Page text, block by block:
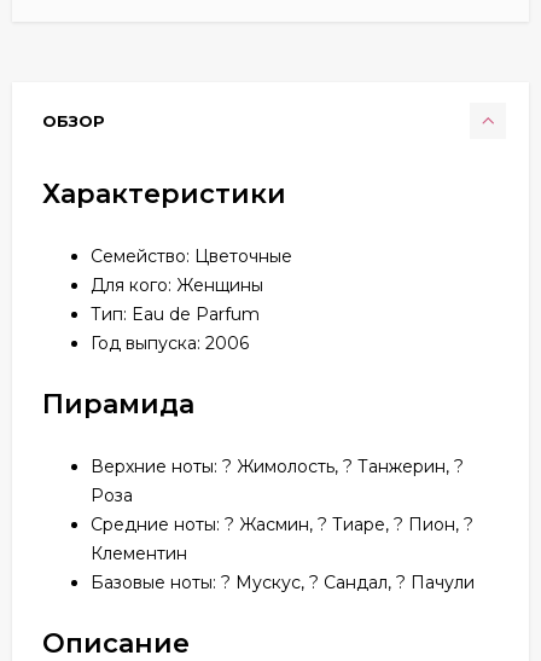
ОБЗОР
Характеристики
Семейство: Цветочные
Для кого: Женщины
Тип: Eau de Parfum
Год выпуска: 2006
Пирамида
Верхние ноты: ? Жимолость, ? Танжерин, ?
Роза
Средние ноты: ? Жасмин, ? Тиаре, ? Пион, ?
Клементин
Базовые ноты: ? Мускус, ? Сандал, ? Пачули
Описание